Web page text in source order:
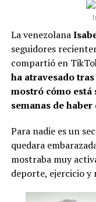
Reino de los
Lee también: “No
habló de Sheila
relación
Con respecto a los
Duque, César
embargo, aún hay
hará acto de
Por último, se
firmarán nuevos
salud, seguridad
La venezolana
seguidores
compartió en
ha atravesado
mostró cómo está
semanas de
Para nadie es un
quedara
mostraba muy
deporte, ejercicio